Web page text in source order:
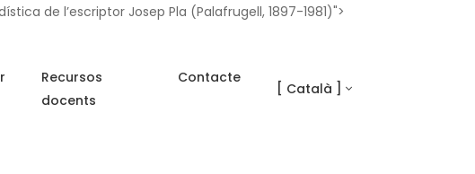
de l’escriptor Josep Pla (Palafrugell, 1897-1981)">
Recursos
docents
Contacte
[ Català ]